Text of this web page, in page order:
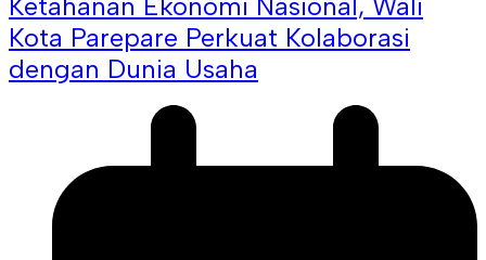
Kota Parepare Perkuat Kolaborasi
dengan Dunia Usaha